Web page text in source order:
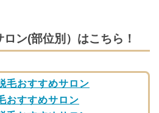
ン(部位別）はこちら！
毛おすすめサロン
おすすめサロン